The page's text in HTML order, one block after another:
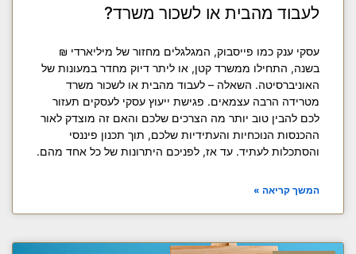
לעבוד מהבית או לשכור משרד?
עסקי ענק כמו פייסבוק, המגלגלים מחזור של מיליארדי ₪
בשנה, התחילו ממשרד קטן, או ליתר דיוק מחדר במעונות של
האוניברסיטה. השאלה – לעבוד מהבית או לשכור משרד
מטרידה הרבה עצמאים. פגישת ייעוץ עסקי לעסקים תעזור
לכם להבין טוב יותר מה הצרכים שלכם והאם זה מוצדק לאור
ההכנסות הנוכחיות והעתידיות שלכם, תוך תכנון פיננסי
והסתכלות לעתיד. עד אז, לפניכם היתרונות של כל אחד מהם.
המשך קריאה »